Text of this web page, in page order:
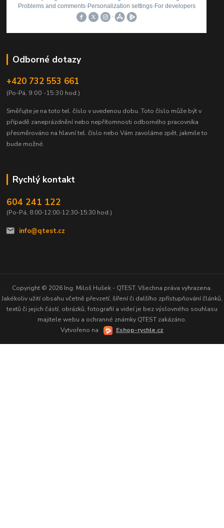
Odborné dotazy
+420 732 553 661
(Po-Pá, 9:00 -15:30 hod.)
Směřujte je na toto tel. číslo v uvedenou dobu. Toto číslo může být v
případě zaneprázdnění nebo nepřítomnosti odborného pracovníka
přesměrováno na hlavní tel. číslo nebo Vám zavoláme zpět, jakmile to
bude možné.
Rychlý kontakt
604 241 122
(Po-Pá, 8:00-12:00-12:30-15:30 hod.)
info@qtest.cz
Copyright © 2026 Ing. Miloš Hušek - QTEST. Všechna práva vyhrazena.
Jakékoliv užití obsahu včetně převzetí, šíření či dalšího zpřístupňování článků,
textů či jejich částí, obrázků, fotografií a videí je bez výslovného souhlasu
majitele webu a ochranné známky QTEST zakázáno.
Vytvořeno na
Eshop-rychle.cz